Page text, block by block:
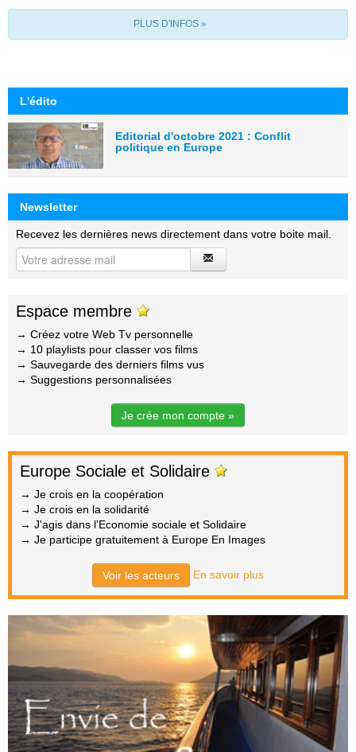
PLUS D'INFOS »
L'édito
Editorial d'octobre 2021 : Conflit
politique en Europe
Newsletter
Recevez les dernières news directement dans votre boite mail.
Espace membre
→ Créez votre Web Tv personnelle
→ 10 playlists pour classer vos films
→ Sauvegarde des derniers films vus
→ Suggestions personnalisées
Je crée mon compte »
Europe Sociale et Solidaire
→ Je crois en la coopération
→ Je crois en la solidarité
→ J'agis dans l'Economie sociale et Solidaire
→ Je participe gratuitement à Europe En Images
Voir les acteurs En savoir plus